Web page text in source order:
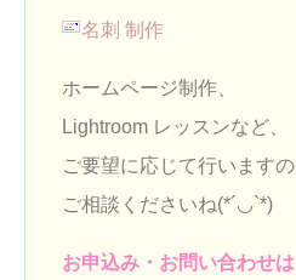
名刺 制作
ホームページ制作、
Lightroom レッスンなど、
ご要望に応じて行います
ご相談くださいね(*´◡`*)
お申込み・お問い合わせは